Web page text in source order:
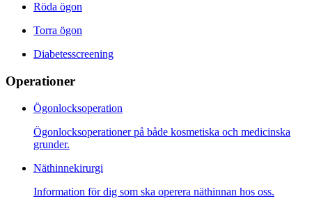
Röda ögon
Torra ögon
Diabetesscreening
Operationer
Ögonlocksoperation
Ögonlocksoperationer på både kosmetiska och medicinska
grunder.
Näthinnekirurgi
Information för dig som ska operera näthinnan hos oss.